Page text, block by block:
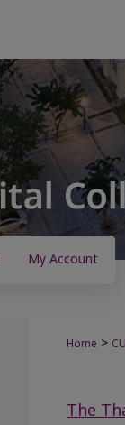
My Account
Home >
The